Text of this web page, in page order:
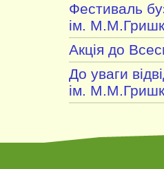
Фестиваль
ім.
Акція до
До уваги
ім.